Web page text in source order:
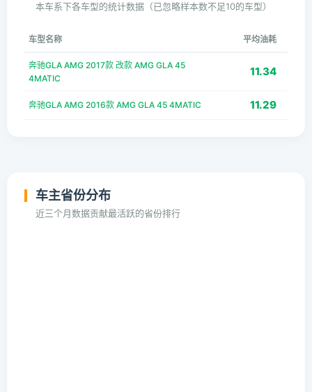
本车系下各车型的统计数据（已忽略样本数不足10的车型）
车型名称 平均油耗
奔驰GLA AMG 2017款 改款 AMG GLA 45
4MATIC
11.34
奔驰GLA AMG 2016款 AMG GLA 45 4MATIC 11.29
车主省份分布
近三个月数据贡献最活跃的省份排行